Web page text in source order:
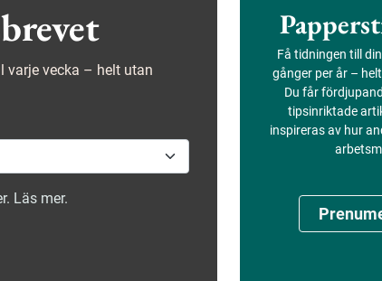
arbetet.
varje vecka – helt utan
Läs mer.
Få tidningen till
gånger per år –
Du får
tipsinriktade
inspireras av hur